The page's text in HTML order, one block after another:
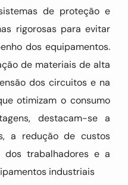
de proteção e
rigorosas para evitar
dos equipamentos.
de materiais de alta
dos circuitos e na
otimizam o consumo
destacam-se a
a redução de custos
dos trabalhadores e a
industriais